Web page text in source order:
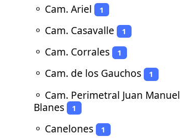
⚬ Cam. Ariel 1
⚬ Cam. Casavalle 1
⚬ Cam. Corrales 1
⚬ Cam. de los Gauchos 1
⚬ Cam. Perimetral Juan Manuel
Blanes
1
⚬ Canelones 1